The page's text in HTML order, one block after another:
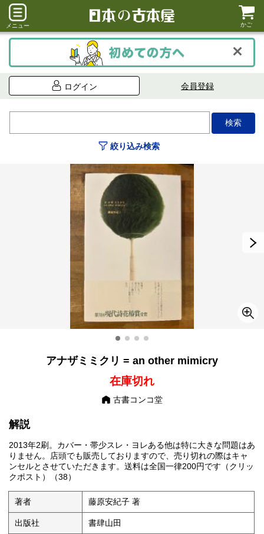
メニュー かご
ログイン 会員登録
絞り込み検索
アナザミミクリ = an other mimicry
在庫切れ
古書コンコ堂
解説
2013年2刷。カバー・帯少スレ・ヨレある他は特に大きな問題はあ
りません。店頭でも販売しておりますので、売り切れの際はキャ
ンセルとさせていただきます。送料は全国一律200円です（クリッ
クポスト）（38）
著者 藤原安紀子 著
出版社 書肆山田